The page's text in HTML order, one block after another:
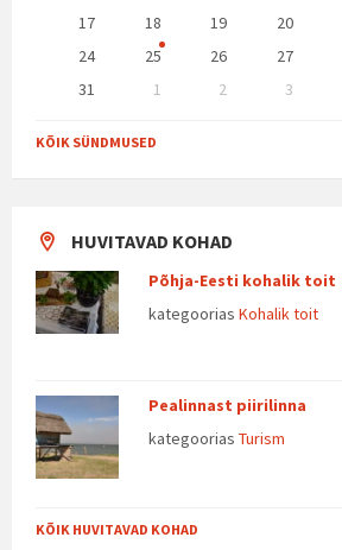
17
18 19 20
24
25 26 27
31
1 2 3
to
calendar
KÕIK SÜNDMUSED
HUVITAVAD KOHAD
Põhja-Eesti kohalik toit
kategoorias Kohalik toit
Pealinnast piirilinna
kategoorias Turism
KÕIK HUVITAVAD KOHAD